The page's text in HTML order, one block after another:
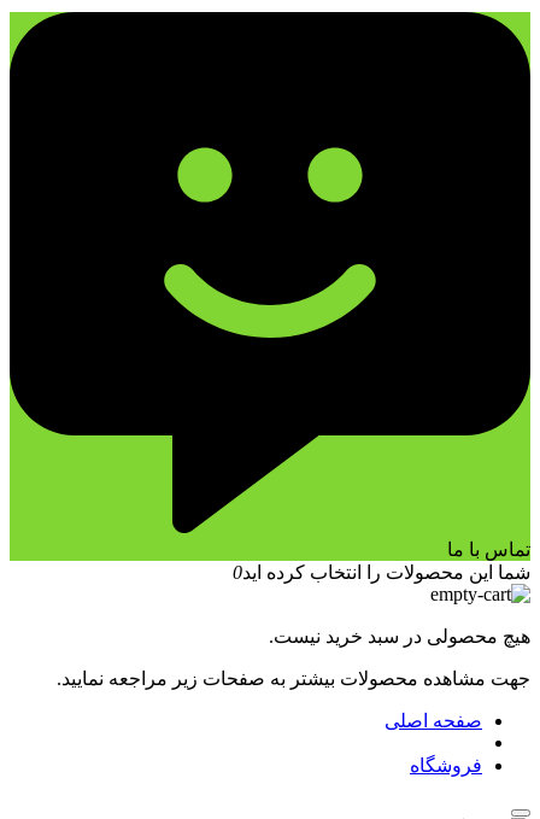
تماس با ما
شما این محصولات را انتخاب کرده اید0
هیچ محصولی در سبد خرید نیست.
جهت مشاهده محصولات بیشتر به صفحات زیر مراجعه نمایید.
صفحه اصلی
فروشگاه